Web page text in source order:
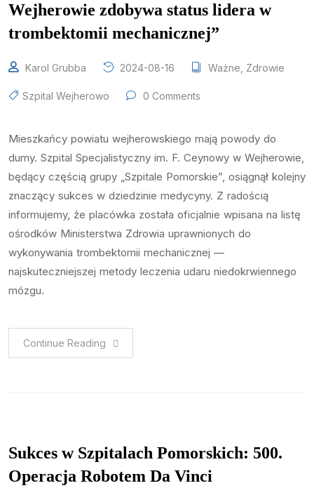
Wejherowie zdobywa status lidera w
trombektomii mechanicznej”
Karol Grubba 2024-08-16 Ważne Zdrowie
Szpital Wejherowo 0 Comments
Mieszkańcy powiatu wejherowskiego mają powody do
dumy. Szpital Specjalistyczny im. F. Ceynowy w Wejherowie,
będący częścią grupy „Szpitale Pomorskie”, osiągnął kolejny
znaczący sukces w dziedzinie medycyny. Z radością
informujemy, że placówka została oficjalnie wpisana na listę
ośrodków Ministerstwa Zdrowia uprawnionych do
wykonywania trombektomii mechanicznej —
najskuteczniejszej metody leczenia udaru niedokrwiennego
mózgu.
Continue Reading
Sukces w Szpitalach Pomorskich: 500.
Operacja Robotem Da Vinci